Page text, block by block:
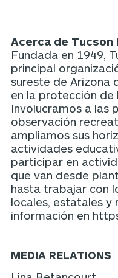
Acerca de Tucson
Fundada en 1949,
principal
sureste de Arizona
en la protección de
Involucramos a las
observación
ampliamos sus
actividades
participar en
que van desde
hasta trabajar con
locales, estatales y
información en
MEDIA RELATIONS